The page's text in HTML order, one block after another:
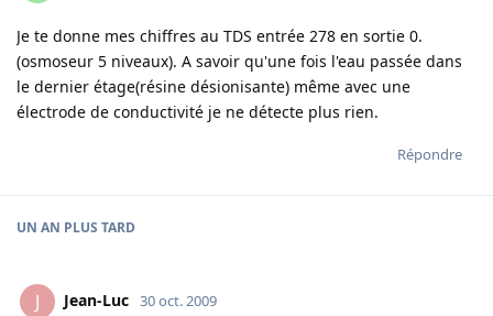
Je te donne mes chiffres au TDS entrée 278 en sortie 0.
(osmoseur 5 niveaux). A savoir qu'une fois l'eau passée dans
le dernier étage(résine désionisante) même avec une
électrode de conductivité je ne détecte plus rien.
Répondre
UN AN PLUS TARD
J Jean-Luc 30 oct. 2009